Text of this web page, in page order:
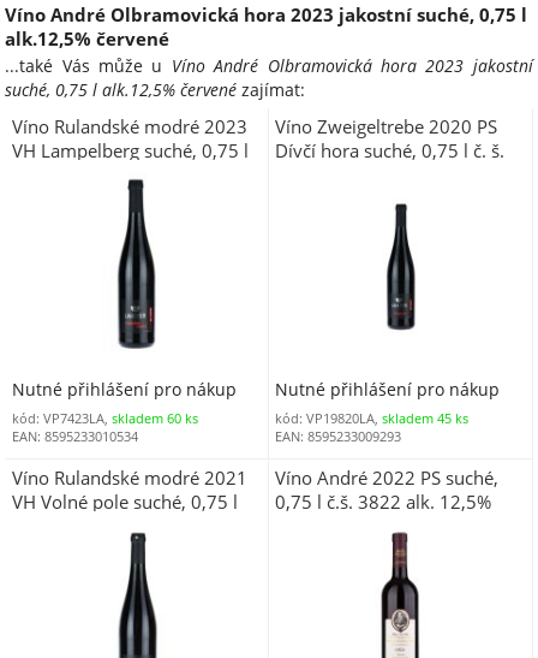
Víno André Olbramovická hora 2023 jakostní suché, 0,75 l
alk.12,5% červené
...také Vás může u Víno André Olbramovická hora 2023 jakostní
suché, 0,75 l alk.12,5% červené zajímat:
Víno Rulandské modré 2023
VH Lampelberg suché, 0,75 l
č.š.7423 alk. 12,5%
Nutné přihlášení pro nákup
kód: VP7423LA, skladem 60 ks
EAN: 8595233010534
Víno Zweigeltrebe 2020 PS
Dívčí hora suché, 0,75 l č. š.
Nutné přihlášení pro nákup
kód: VP19820LA,skladem 45 ks
EAN: 8595233009293
Víno Rulandské modré 2021
VH Volné pole suché, 0,75 l
Víno André 2022 PS suché,
0,75 l č.š. 3822 alk. 12,5%